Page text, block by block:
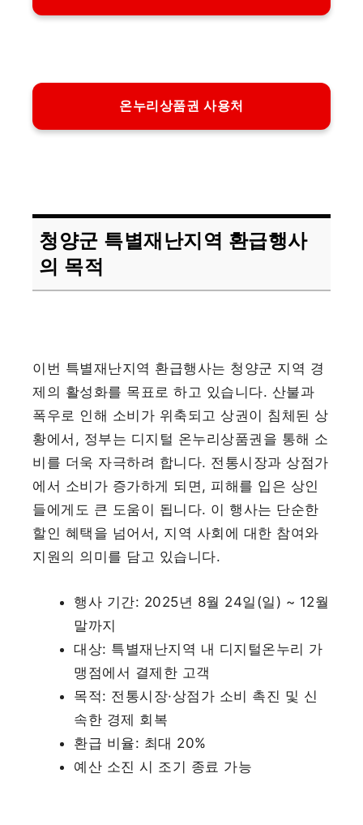
온누리상품권 사용처
청양군 특별재난지역 환급행사
의 목적
이번 특별재난지역 환급행사는 청양군 지역 경
제의 활성화를 목표로 하고 있습니다. 산불과
폭우로 인해 소비가 위축되고 상권이 침체된 상
황에서, 정부는 디지털 온누리상품권을 통해 소
비를 더욱 자극하려 합니다. 전통시장과 상점가
에서 소비가 증가하게 되면, 피해를 입은 상인
들에게도 큰 도움이 됩니다. 이 행사는 단순한
할인 혜택을 넘어서, 지역 사회에 대한 참여와
지원의 의미를 담고 있습니다.
행사 기간: 2025년 8월 24일(일) ~ 12월
말까지
대상: 특별재난지역 내 디지털온누리 가
맹점에서 결제한 고객
목적: 전통시장·상점가 소비 촉진 및 신
속한 경제 회복
환급 비율: 최대 20%
예산 소진 시 조기 종료 가능